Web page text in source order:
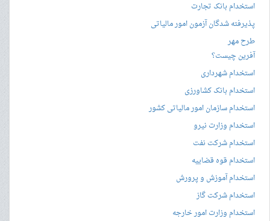
استخدام بانک تجارت
پذیرفته شدگان آزمون امور مالیاتی
طرح مهر
آفرین چیست؟
استخدام شهرداری
استخدام بانک کشاورزی
استخدام سازمان امور مالیاتی کشور
استخدام وزارت نیرو
استخدام شرکت نفت
استخدام قوه قضاییه
استخدام آموزش و پرورش
استخدام شرکت گاز
استخدام وزارت امور خارجه